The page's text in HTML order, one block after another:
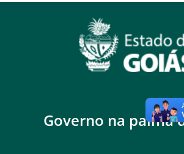
Governo na palma